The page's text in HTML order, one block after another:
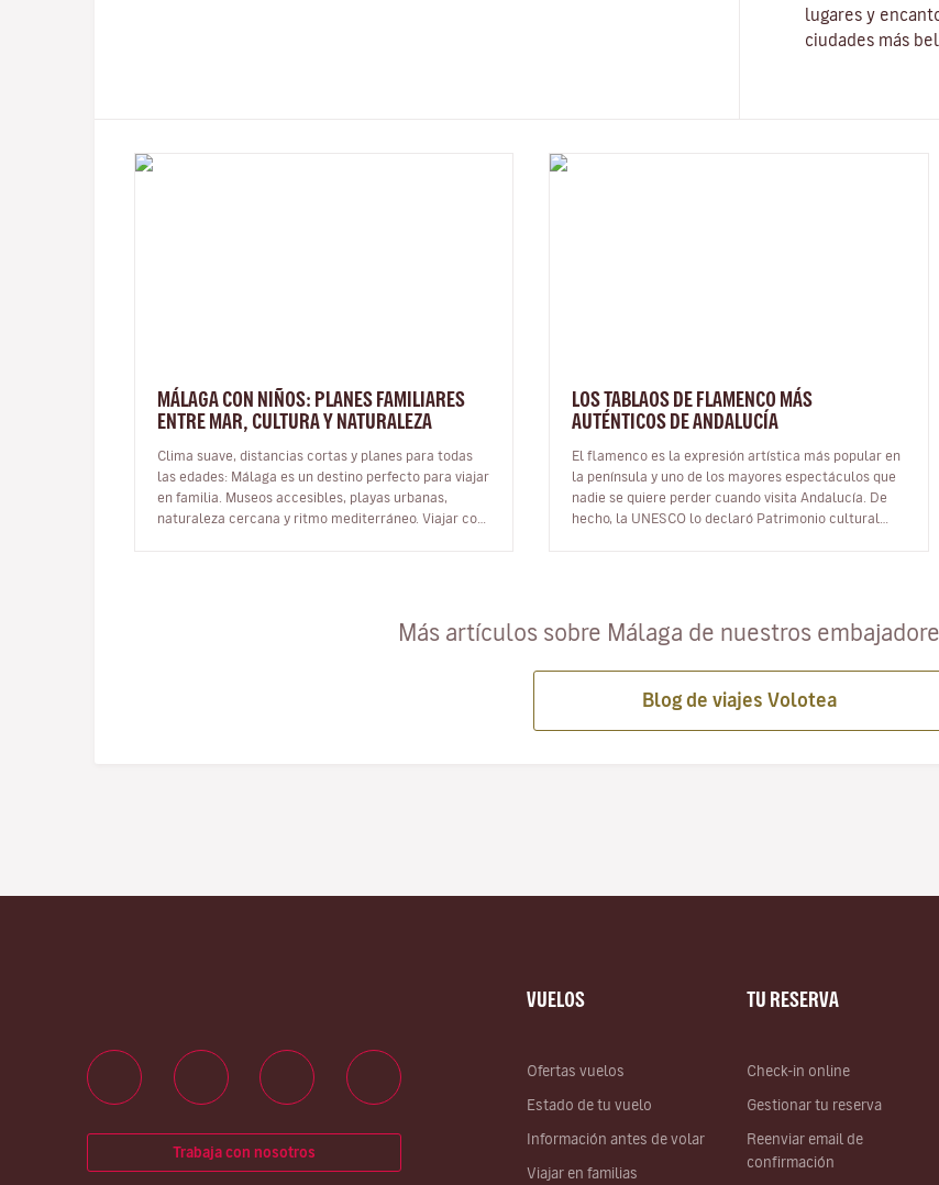
lugares y
ciudades más
MÁLAGA CON NIÑOS: PLANES FAMILIARES
ENTRE MAR, CULTURA Y NATURALEZA
Clima suave, distancias cortas y planes para todas
las edades: Málaga es un destino perfecto para viajar
en familia. Museos accesibles, playas urbanas,
naturaleza cercana y ritmo mediterráneo. Viajar con
LOS TABLAOS DE FLAMENCO MÁS
AUTÉNTICOS DE ANDALUCÍA
El flamenco es la expresión artística más popular en
la península y uno de los mayores espectáculos que
nadie se quiere perder cuando visita Andalucía. De
hecho, la UNESCO lo declaró Patrimonio cultural
Más artículos sobre Málaga de nuestros
Blog de viajes Volotea
VUELOS
Ofertas vuelos
Estado de tu vuelo
Información antes de volar
Viajar en familias
TU RESERVA
Check-in online
Gestionar tu reserva
Reenviar email de
confirmación
Trabaja con nosotros